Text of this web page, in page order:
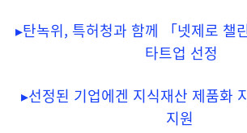
▸탄녹위, 특허청과 함께 「넷제로 챌
타트업 선정
▸선정된 기업에겐 지식재산 제품화
지원